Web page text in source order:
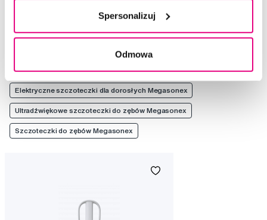
Spersonalizuj
Odmowa
Ultradźwiękowe szczoteczki do zębów
Urządzenia elektryczne Megasonex
Elektryczne szczoteczki do zębów Megasonex
Elektryczne szczoteczki dla dorosłych Megasonex
Ultradźwiękowe szczoteczki do zębów Megasonex
Szczoteczki do zębów Megasonex